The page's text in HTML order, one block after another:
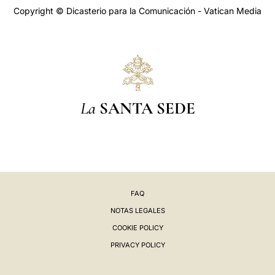
Copyright © Dicasterio para la Comunicación - Vatican Media
La SANTA SEDE
FAQ
NOTAS LEGALES
COOKIE POLICY
PRIVACY POLICY